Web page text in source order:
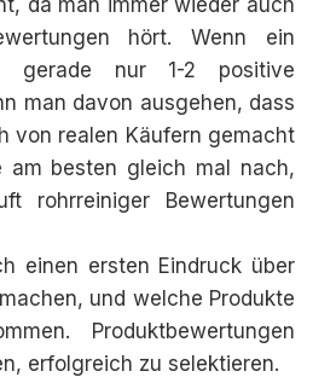
da man immer wieder auch
hört. Wenn ein
gerade nur 1-2 positive
man davon ausgehen, dass
von realen Käufern gemacht
am besten gleich mal nach,
rohrreiniger Bewertungen
einen ersten Eindruck über
und welche Produkte
Produktbewertungen
erfolgreich zu selektieren.